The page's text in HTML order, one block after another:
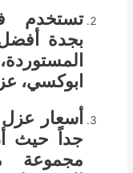
تستخدم
بجدة
ابوكسي،
أسعار
جداً حيث
مجموعة